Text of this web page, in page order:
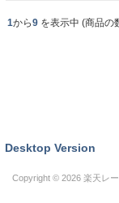
1から9 を表示中 (商品の
Desktop Version
Copyright © 2026 楽天レ